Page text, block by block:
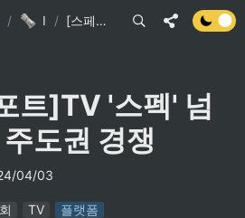
IT관련 기사
/ IT관련 이슈 스크랩/ [스페셜리포트]TV '스펙' 넘어 '플랫폼' 주도권 경쟁
트]TV '스펙' 넘
도권 경쟁
04/03
TV 플랫폼